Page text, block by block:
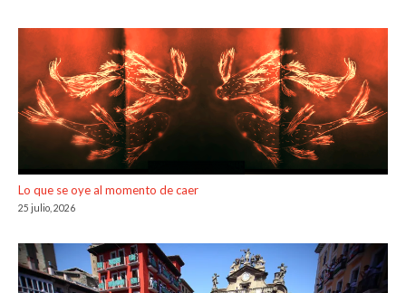
Lo que se oye al momento de caer
25 julio, 2026